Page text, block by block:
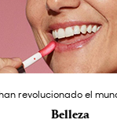
han revolucionado el
Belleza